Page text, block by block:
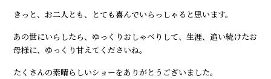
きっと、お二人とも、とても喜んでいらっしゃると思います。
あの世にいらしたら、ゆっくりおしゃべりして、生涯、追い続けたお
母様に、ゆっくり甘えてくださいね。
たくさんの素晴らしいショーをありがとうございました。